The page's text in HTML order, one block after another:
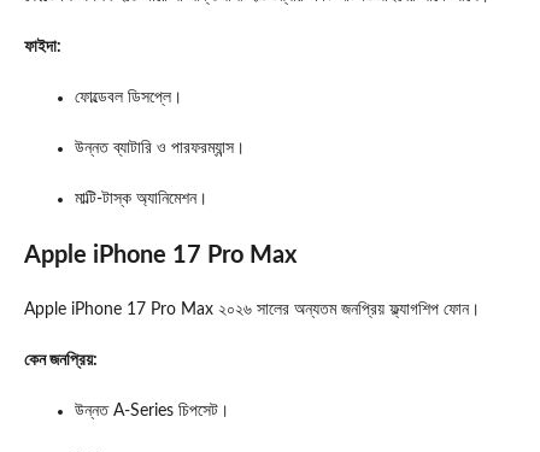
ফাইদা:
ফোল্ডেবল ডিসপ্লে।
উন্নত ব্যাটারি ও পারফরম্যান্স।
মাল্টি‑টাস্ক অ্যানিমেশন।
Apple iPhone 17 Pro Max
Apple iPhone 17 Pro Max ২০২৬ সালের অন্যতম জনপ্রিয় ফ্ল্যাগশিপ ফোন।
কেন জনপ্রিয়:
উন্নত A‑Series চিপসেট।